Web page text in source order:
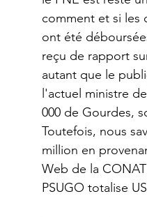
comment et si les
ont été
reçu de rapport
autant que le
l'actuel ministre
000 de Gourdes,
Toutefois, nous
million en
Web de la
PSUGO totalise